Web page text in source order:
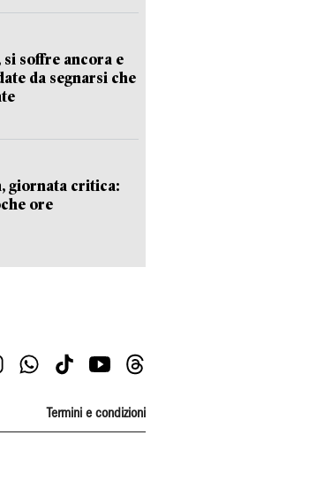
si soffre ancora e
da segnarsi che
giornata critica:
ore
Termini e condizioni